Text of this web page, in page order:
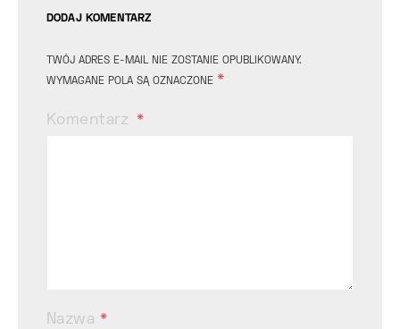
DODAJ KOMENTARZ
TWÓJ ADRES E-MAIL NIE ZOSTANIE OPUBLIKOWANY.
WYMAGANE POLA SĄ OZNACZONE *
Komentarz
Nazwa *